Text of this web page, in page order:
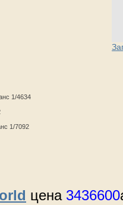
1/4634
1/7092
цена 3436600